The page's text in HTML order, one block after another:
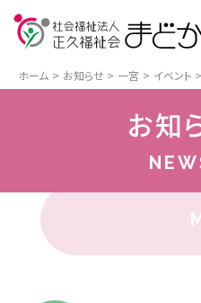
ホーム お知らせ 一宮 イベント
お知